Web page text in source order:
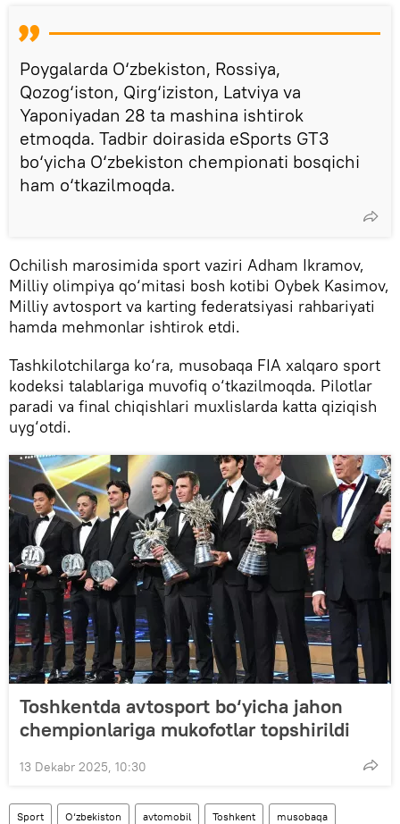
Poygalarda O‘zbekiston, Rossiya,
Qozog‘iston, Qirg‘iziston, Latviya va
Yaponiyadan 28 ta mashina ishtirok
etmoqda. Tadbir doirasida eSports GT3
bo‘yicha O‘zbekiston chempionati bosqichi
ham o‘tkazilmoqda.
Ochilish marosimida sport vaziri Adham Ikramov,
Milliy olimpiya qo‘mitasi bosh kotibi Oybek Kasimov,
Milliy avtosport va karting federatsiyasi rahbariyati
hamda mehmonlar ishtirok etdi.
Tashkilotchilarga ko‘ra, musobaqa FIA xalqaro sport
kodeksi talablariga muvofiq o‘tkazilmoqda. Pilotlar
paradi va final chiqishlari muxlislarda katta qiziqish
uyg‘otdi.
Toshkentda avtosport bo‘yicha jahon
chempionlariga mukofotlar topshirildi
13 Dekabr 2025, 10:30
Sport O‘zbekiston avtomobil Toshkent musobaqa